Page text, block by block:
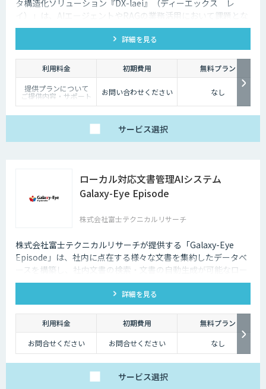
タ構造化ソリューション『DX-laei』（ディーエックス レ
イ）」は、AIエージェントやRAGの業務活用において課題とな
る「回答精度の低さ」や「利用者にプロンプト知識が求められ
る」といった運用上の問題に対し、日本語に特化した自然言語
処理技術でアプローチします。 「DX-laei」は、ドキュメント
の構造化処理に加え、ユーザーの質問意図を意味的に再構成
し、最適な検索クエリへ変換する機能を備えています。これに
より、生成AIの精度を左右する“入力精度”と“検索対象の整
備”の両面から、RAGやAIエージェントの回答品質を向上させ
ます。
詳細を見る
利用料金 初期費用
無料プラン
提供プランについて
ご提供内容・サポート
範囲の違いに応じて、
汎用的な高精度ドキュ
DX-laeiの基本的な機能
を、高精度でありなが
らコストを抑えてご利
用いただけます。
【アドバンス】
イズ（辞書構築・AI学
習）に対応したプラ
ン。
個社最適化すること
が含まれたドキュメン
【プレミアム】
アドバンスの内容に加
え、より高度なカスタ
マイズ（高精度AI学
習・フォロー支援）に
ンプレミス環境への対
応など、個別要件に柔
お問い合わせください なし
サービス選択
ローカル対応文書管理AIシステム
Galaxy-Eye Episode
株式会社富士テクニカルリサーチ
株式会社富士テクニカルリサーチが提供する「Galaxy-Eye
Episode」は、社内に点在する様々な文書を集約したデータベ
ースを構築し、社内文書の検索・文書の自動生成が可能なロー
カル対応文書管理AIシステムです。
詳細を見る
利用料金 初期費用
無料プラン
お問合せください
お問合せください なし
サービス選択